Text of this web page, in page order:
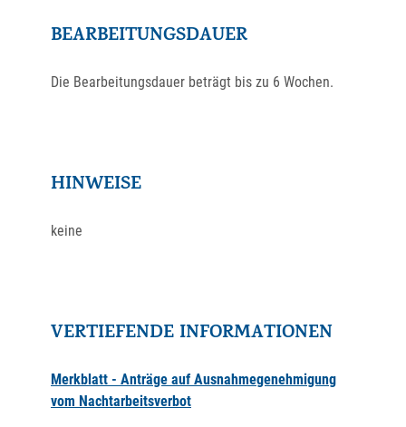
BEARBEITUNGSDAUER
Die Bearbeitungsdauer beträgt bis zu 6 Wochen.
HINWEISE
keine
VERTIEFENDE INFORMATIONEN
Merkblatt - Anträge auf Ausnahmegenehmigung
vom Nachtarbeitsverbot